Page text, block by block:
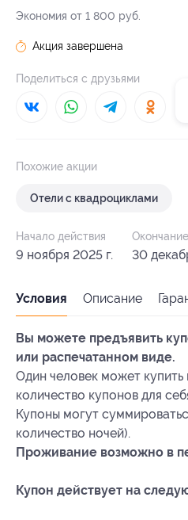
Экономия от 1 800 руб.
Акция завершена
Поделиться с друзьями
Похожие акции
Отели с квадроциклами
Начало действия
9 ноября 2025 г. 30
Условия Описание
Вы можете предъявить
или распечатанном виде.
Один человек может купить
количество купонов для
Купоны могут
количество ночей).
Проживание возможно в
Купон действует на